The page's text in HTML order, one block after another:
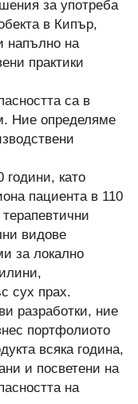
за употреба
в Кипър,
напълно на
практики
са в
Ние определяме
години, като
пациента в 110
видове
за локално
сух прах.
разработки, ние
портфолиото
всяка година,
и посветени на
на